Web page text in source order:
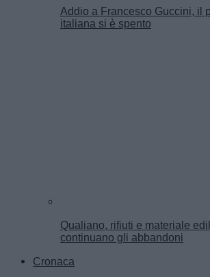
Addio a Francesco Guccini, il
italiana si è spento
Qualiano, rifiuti e materiale
continuano gli abbandoni
Cronaca